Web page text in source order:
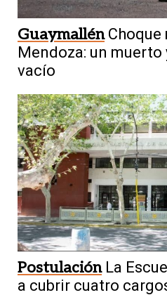
Guaymallén Choque
Mendoza: un muerto
vacío
Postulación La
a cubrir cuatro